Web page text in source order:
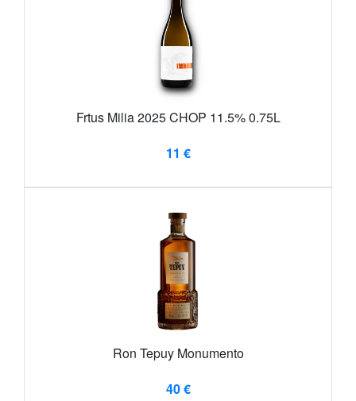
Frtus Milia 2025 CHOP 11.5% 0.75L
11 €
Ron Tepuy Monumento
40 €